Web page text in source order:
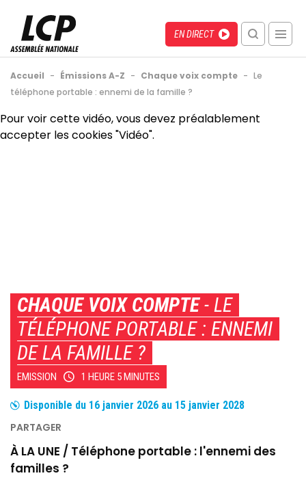
contenu
principal
Menu
recherche
mobile
Direct
EN DIRECT
Fil
d'Ariane
Accueil - Émissions A-Z - Chaque voix compte - Le
téléphone portable : ennemi de la famille ?
Back
to
Pour voir cette vidéo, vous devez préalablement
accepter les cookies "Vidéo".
CHAQUE VOIX COMPTE- LE
TÉLÉPHONE PORTABLE : ENNEMI
DE LA FAMILLE ?
EMISSION 1 HEURE 5 MINUTES
Disponible du 16 janvier 2026 au 15 janvier 2028
À LA UNE / Téléphone portable : l'ennemi des
familles ?